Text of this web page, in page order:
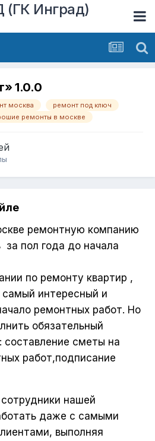
Инград)
1.0.0
москва
ремонт под ключ
ремонты в москве
ремонтную компанию
за пол года до начала
по ремонту квартир ,
интересный и
ремонтных работ. Но
обязательный
составление сметы на
работ,подписание
нашей
даже с самыми
выполняя